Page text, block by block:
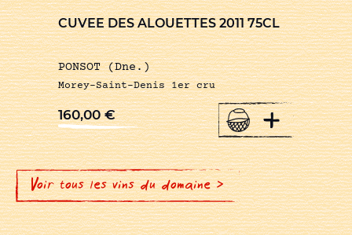
CUVEE DES ALOUETTES 2011 75CL
PONSOT (Dne.)
Morey-Saint-Denis 1er cru
160,00€ +
Voir tous les vins du domaine >